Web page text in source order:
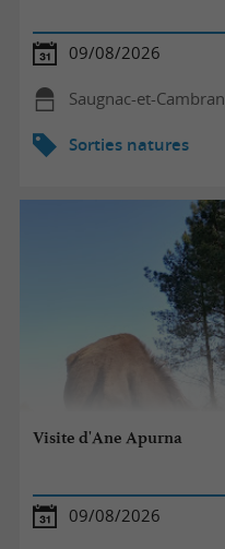
09/08/2026
Saugnac-et-Cambran
Sorties natures
Visite d'Ane Apurna
09/08/2026